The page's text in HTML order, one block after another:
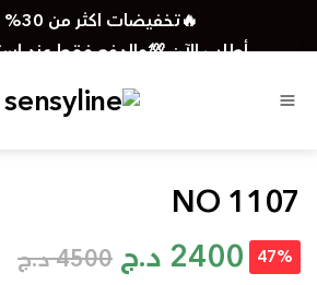
🔥تخفيضات اكثر من 30% 😲🎁🎀
أطلب الآن 💯والدفع فقط عند
توصيل سريع لجميع
القائمة
1107 NO
2400 د.ج 4500د.ج 47%